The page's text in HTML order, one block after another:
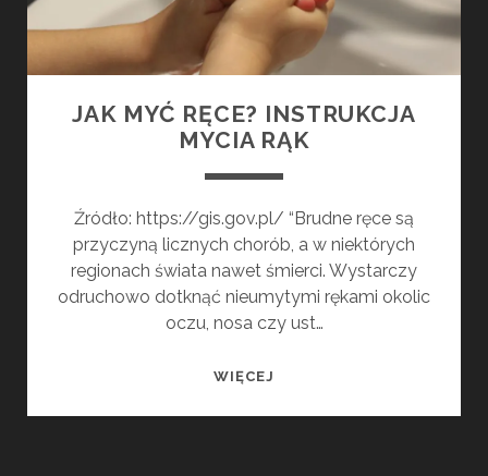
JAK MYĆ RĘCE? INSTRUKCJA
MYCIA RĄK
Źródło: https://gis.gov.pl/ “Brudne ręce są
przyczyną licznych chorób, a w niektórych
regionach świata nawet śmierci. Wystarczy
odruchowo dotknąć nieumytymi rękami okolic
oczu, nosa czy ust…
WIĘCEJ